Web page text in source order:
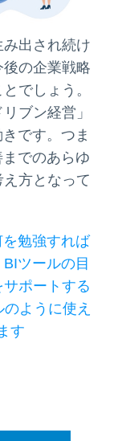
出され続け
の企業戦略
でしょう。
ブン経営」
です。つま
でのあらゆ
方となって
勉強すれば
BIツールの目
ポートする
ように使え
す